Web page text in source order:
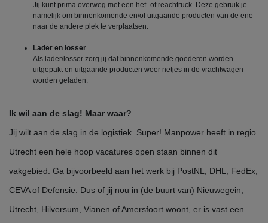
Jij kunt prima overweg met een hef- of reachtruck. Deze gebruik je
namelijk om binnenkomende en/of uitgaande producten van de ene
naar de andere plek te verplaatsen.
Lader en losser
Als lader/losser zorg jij dat binnenkomende goederen worden
uitgepakt en uitgaande producten weer netjes in de vrachtwagen
worden geladen.
Ik wil aan de slag! Maar waar?
Jij wilt aan de slag in de logistiek. Super! Manpower heeft in regio
Utrecht een hele hoop vacatures open staan binnen dit
vakgebied. Ga bijvoorbeeld aan het werk bij PostNL, DHL, FedEx,
CEVA of Defensie. Dus of jij nou in (de buurt van) Nieuwegein,
Utrecht, Hilversum, Vianen of Amersfoort woont, er is vast een